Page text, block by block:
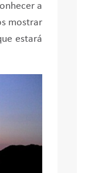
a
mostrar
estará